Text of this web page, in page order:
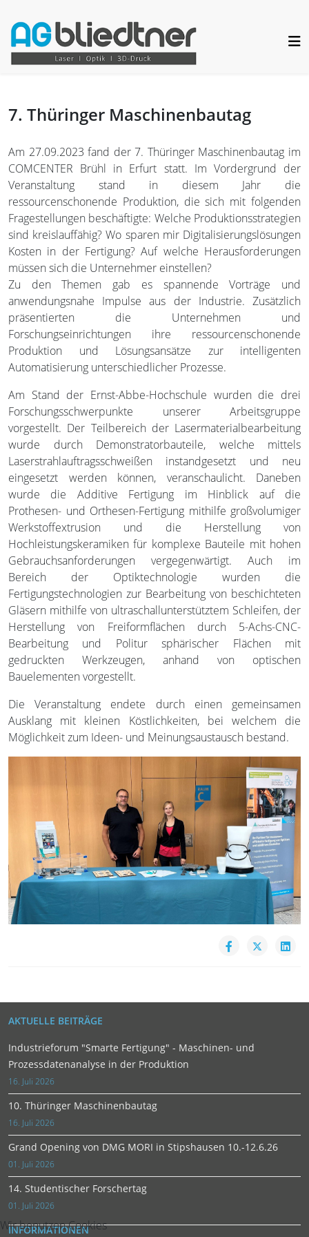
7. Thüringer Maschinenbautag
Am 27.09.2023 fand der 7. Thüringer Maschinenbautag im
COMCENTER Brühl in Erfurt statt. Im Vordergrund der
Veranstaltung stand in diesem Jahr die
ressourcenschonende Produktion, die sich mit folgenden
Fragestellungen beschäftigte: Welche Produktionsstrategien
sind kreislauffähig? Wo sparen mir Digitalisierungslösungen
Kosten in der Fertigung? Auf welche Herausforderungen
müssen sich die Unternehmer einstellen?
Zu den Themen gab es spannende Vorträge und
anwendungsnahe Impulse aus der Industrie. Zusätzlich
präsentierten die Unternehmen und
Forschungseinrichtungen ihre ressourcenschonende
Produktion und Lösungsansätze zur intelligenten
Automatisierung unterschiedlicher Prozesse.
Am Stand der Ernst-Abbe-Hochschule wurden die drei
Forschungsschwerpunkte unserer Arbeitsgruppe
vorgestellt. Der Teilbereich der Lasermaterialbearbeitung
wurde durch Demonstratorbauteile, welche mittels
Laserstrahlauftragsschweißen instandgesetzt und neu
eingesetzt werden können, veranschaulicht. Daneben
wurde die Additive Fertigung im Hinblick auf die
Prothesen- und Orthesen-Fertigung mithilfe großvolumiger
Werkstoffextrusion und die Herstellung von
Hochleistungskeramiken für komplexe Bauteile mit hohen
Gebrauchsanforderungen vergegenwärtigt. Auch im
Bereich der Optiktechnologie wurden die
Fertigungstechnologien zur Bearbeitung von beschichteten
Gläsern mithilfe von ultraschallunterstütztem Schleifen, der
Herstellung von Freiformflächen durch 5-Achs-CNC-
Bearbeitung und Politur sphärischer Flächen mit
gedruckten Werkzeugen, anhand von optischen
Bauelementen vorgestellt.
Die Veranstaltung endete durch einen gemeinsamen
Ausklang mit kleinen Köstlichkeiten, bei welchem die
Möglichkeit zum Ideen- und Meinungsaustausch bestand.
AKTUELLE BEITRÄGE
Industrieforum "Smarte Fertigung" - Maschinen- und
Prozessdatenanalyse in der Produktion
16. Juli 2026
10. Thüringer Maschinenbautag
16. Juli 2026
Grand Opening von DMG MORI in Stipshausen 10.-12.6.26
01. Juli 2026
14. Studentischer Forschertag
01. Juli 2026
INFORMATIONEN
Wir benutzen Cookies